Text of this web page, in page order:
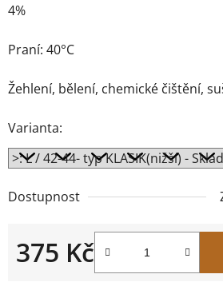
4%
Praní: 40°C
Žehlení, bělení, chemické čištění,
Varianta:
Dostupnost
375 Kč